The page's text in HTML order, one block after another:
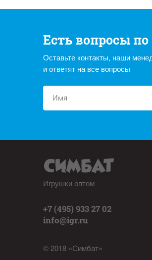
Есть вопросы
Оставьте контакты, наши
и ответят на все вопросы
Игрушки оптом
+7 (495) 933 27 02
info@igr.ru
© 2018 «Симбат»